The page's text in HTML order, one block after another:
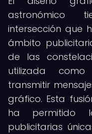
astronómico
intersección que
ámbito
de las
utilizada
transmitir
gráfico. Esta
ha permitido
publicitarias